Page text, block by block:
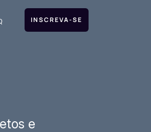
INSCREVA-SE
e